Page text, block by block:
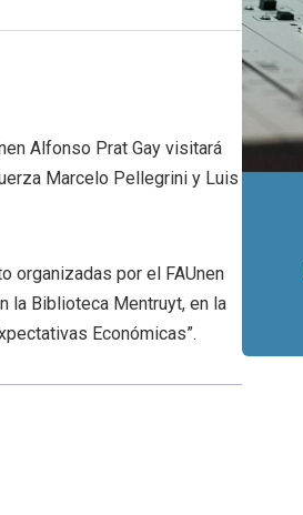
Alfonso Prat Gay visitará
Marcelo Pellegrini y Luis
organizadas por el FAUnen
la Biblioteca Mentruyt, en la
Económicas”.